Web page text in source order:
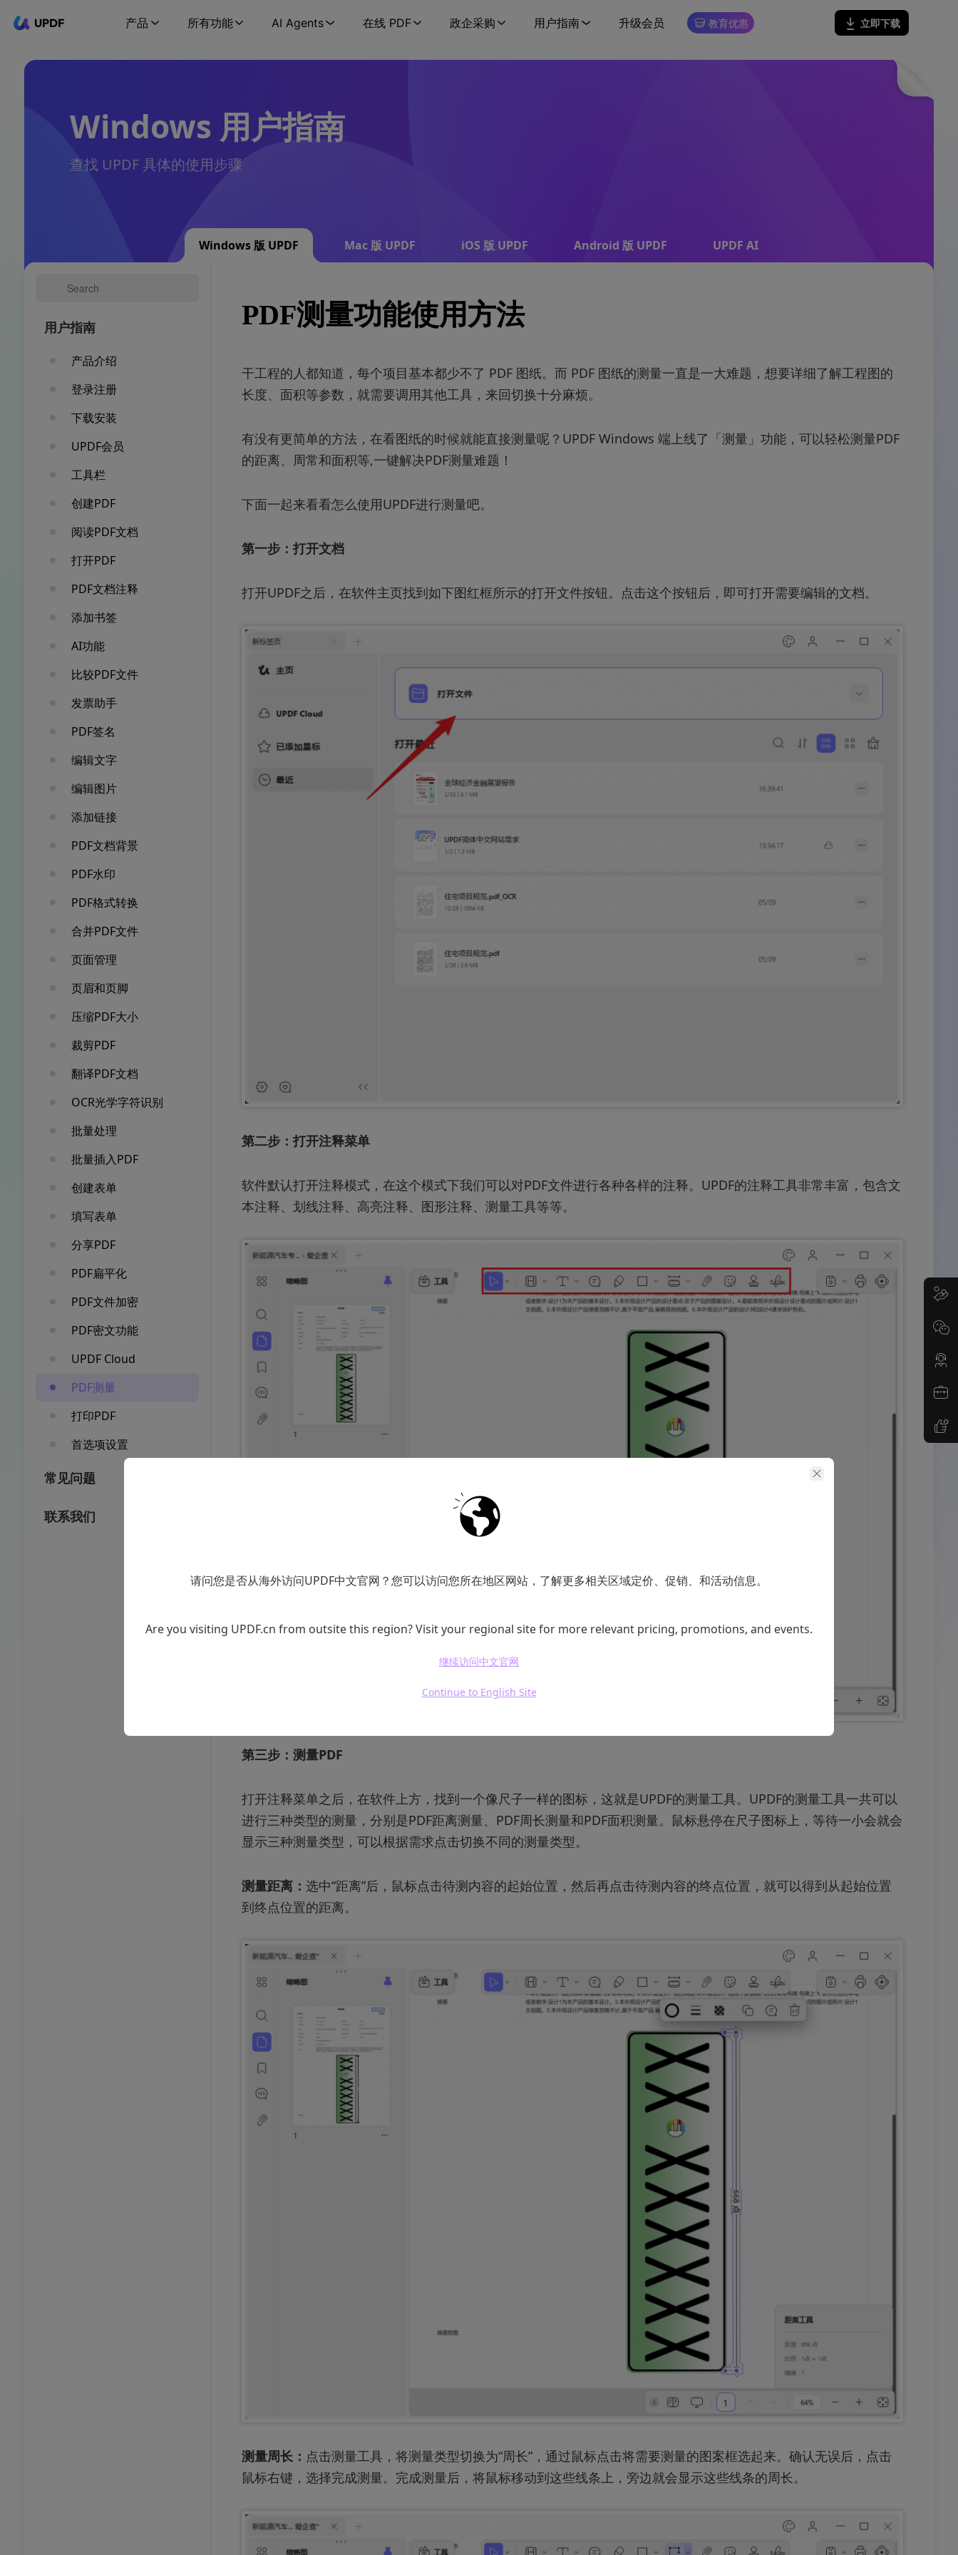
UPDF 产品 所有功能 AI Agents 在线 PDF 政企采购 用户指南 升级会员 教育优惠 立即下载
请问您是否从海外访问UPDF中文官网？您可以访问您所在地区网站，了解更多相关区域定价、促销、和活动信息。
Are you visiting UPDF.cn from outsite this region? Visit your regional site for more relevant pricing, promotions, and events.
继续访问中文官网
Continue to English Site
Windows 用户指南
查找 UPDF 具体的使用步骤
Windows 版 UPDF Mac 版 UPDF iOS 版 UPDF Android 版 UPDF UPDF AI
用户指南
产品介绍
登录注册
下载安装
UPDF会员
工具栏
创建PDF
阅读PDF文档
打开PDF
PDF文档注释
添加书签
AI功能
比较PDF文件
发票助手
PDF签名
编辑文字
编辑图片
添加链接
PDF文档背景
PDF水印
PDF格式转换
合并PDF文件
页面管理
页眉和页脚
压缩PDF大小
裁剪PDF
翻译PDF文档
OCR光学字符识别
批量处理
批量插入PDF
创建表单
填写表单
分享PDF
PDF扁平化
PDF文件加密
PDF密文功能
UPDF Cloud
PDF测量
打印PDF
首选项设置
常见问题
联系我们
PDF测量功能使用方法
干工程的人都知道，每个项目基本都少不了 PDF 图纸。而 PDF 图纸的测量一直是一大难题，想要详细了解工程图的
长度、面积等参数，就需要调用其他工具，来回切换十分麻烦。
有没有更简单的方法，在看图纸的时候就能直接测量呢？UPDF Windows 端上线了「测量」功能，可以轻松测量PDF
的距离、周常和面积等,一键解决PDF测量难题！
下面一起来看看怎么使用UPDF进行测量吧。
第一步：打开文档
打开UPDF之后，在软件主页找到如下图红框所示的打开文件按钮。点击这个按钮后，即可打开需要编辑的文档。
第二步：打开注释菜单
软件默认打开注释模式，在这个模式下我们可以对PDF文件进行各种各样的注释。UPDF的注释工具非常丰富，包含文
本注释、划线注释、高亮注释、图形注释、测量工具等等。
第三步：测量PDF
打开注释菜单之后，在软件上方，找到一个像尺子一样的图标，这就是UPDF的测量工具。UPDF的测量工具一共可以
进行三种类型的测量，分别是PDF距离测量、PDF周长测量和PDF面积测量。鼠标悬停在尺子图标上，等待一小会就会
显示三种测量类型，可以根据需求点击切换不同的测量类型。
测量距离： 选中“距离”后，鼠标点击待测内容的起始位置，然后再点击待测内容的终点位置，就可以得到从起始位置
到终点位置的距离。
测量周长： 点击测量工具，将测量类型切换为“周长”，通过鼠标点击将需要测量的图案框选起来。确认无误后，点击
鼠标右键，选择完成测量。完成测量后，将鼠标移动到这些线条上，旁边就会显示这些线条的周长。